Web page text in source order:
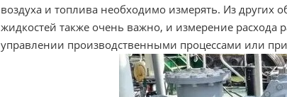
воздуха и топлива необходимо измерять. Из других
жидкостей также очень важно, и измерение
управлении производственными процессами или